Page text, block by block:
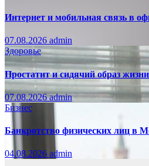
Интернет и мобильная связь в
07.08.2026 admin
Здоровье
Простатит и сидячий образ жизни
07.08.2026admin
Бизнес
Банкротство физических лиц в
04.08.2026 admin